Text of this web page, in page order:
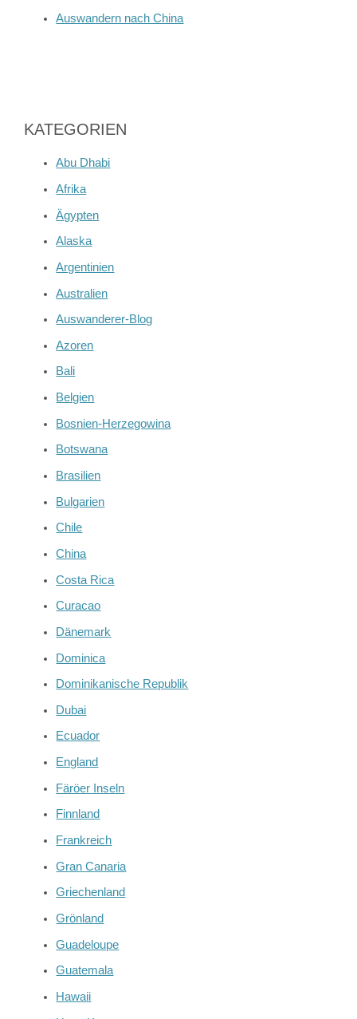
Auswandern nach China
KATEGORIEN
Abu Dhabi
Afrika
Ägypten
Alaska
Argentinien
Australien
Auswanderer-Blog
Azoren
Bali
Belgien
Bosnien-Herzegowina
Botswana
Brasilien
Bulgarien
Chile
China
Costa Rica
Curacao
Dänemark
Dominica
Dominikanische Republik
Dubai
Ecuador
England
Färöer Inseln
Finnland
Frankreich
Gran Canaria
Griechenland
Grönland
Guadeloupe
Guatemala
Hawaii